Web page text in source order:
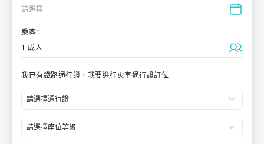
請選擇
乘客*
1 成人
我已有鐵路通行證，我要進行火車通行證訂位